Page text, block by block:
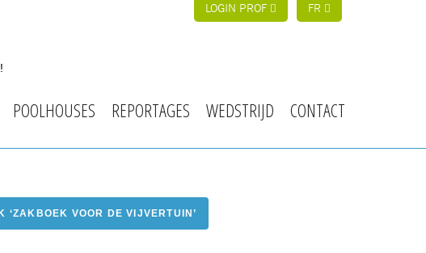
LOGIN PROF FR
POOLHOUSES REPORTAGES WEDSTRIJD CONTACT
VOOR DE VIJVERTUIN’